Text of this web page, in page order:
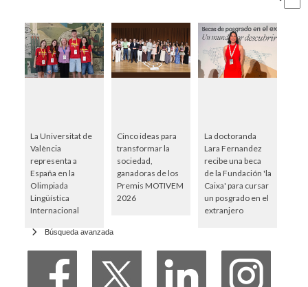
La Universitat de
València
representa a
España en la
Olimpiada
Lingüística
Internacional
Cinco ideas para
transformar la
sociedad,
ganadoras de los
Premis MOTIVEM
2026
La doctoranda
Lara Fernandez
recibe una beca
de la Fundación 'la
Caixa' para cursar
un posgrado en el
extranjero
Búsqueda avanzada